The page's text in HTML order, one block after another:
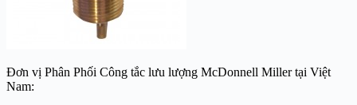
Đơn vị Phân Phối Công tắc lưu lượng McDonnell Miller tại Việt
Nam: